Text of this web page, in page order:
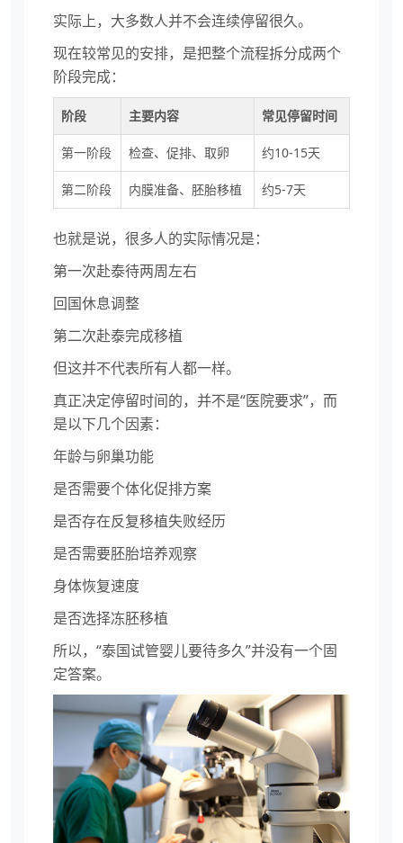
实际上，大多数人并不会连续停留很久。
现在较常见的安排，是把整个流程拆分成两个
阶段完成：
阶段 主要内容 常见停留时间
第一阶段 检查、促排、取卵 约10-15天
第二阶段 内膜准备、胚胎移植 约5-7天
也就是说，很多人的实际情况是：
第一次赴泰待两周左右
回国休息调整
第二次赴泰完成移植
但这并不代表所有人都一样。
真正决定停留时间的，并不是“医院要求”，而
是以下几个因素：
年龄与卵巢功能
是否需要个体化促排方案
是否存在反复移植失败经历
是否需要胚胎培养观察
身体恢复速度
是否选择冻胚移植
所以，“泰国试管婴儿要待多久”并没有一个固
定答案。